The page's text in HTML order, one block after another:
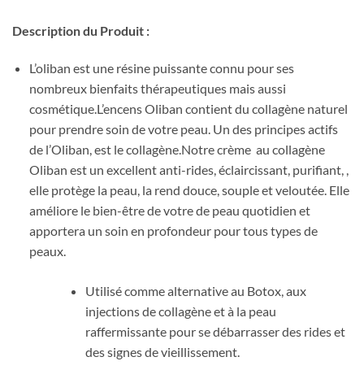
Description du Produit :
L’oliban est une résine puissante connu pour ses
nombreux bienfaits thérapeutiques mais aussi
cosmétique.L’encens Oliban contient du collagène naturel
pour prendre soin de votre peau. Un des principes actifs
de l’Oliban, est le collagène.Notre crème au collagène
Oliban est un excellent anti-rides, éclaircissant, purifiant, ,
elle protège la peau, la rend douce, souple et veloutée. Elle
améliore le bien-être de votre de peau quotidien et
apportera un soin en profondeur pour tous types de
peaux.
Utilisé comme alternative au Botox, aux
injections de collagène et à la peau
raffermissante pour se débarrasser des rides et
des signes de vieillissement.